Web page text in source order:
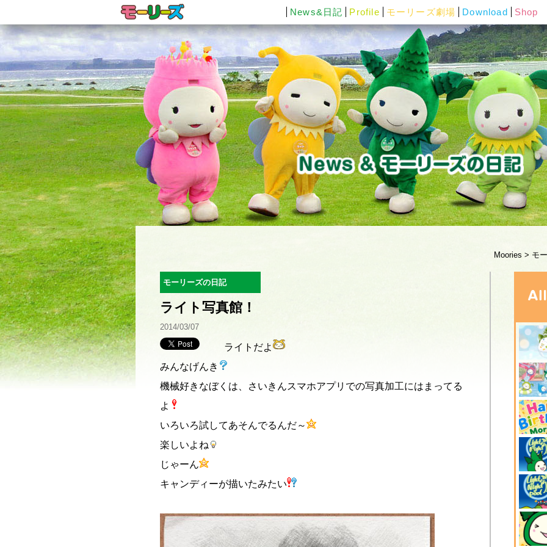
News&日記 Profile モーリーズ劇場 Download Shop
Moories > モ
モーリーズの日記
ライト写真館！
2014/03/07
ライトだよ
みんなげんき
機械好きなぼくは、さいきんスマホアプリでの写真加工にはまってる
よ
いろいろ試してあそんでるんだ～
楽しいよね
じゃーん
キャンディーが描いたみたい